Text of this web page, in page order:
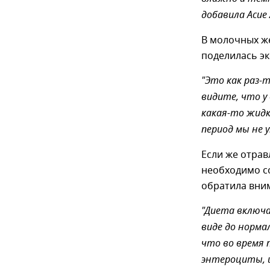
добавила
В молочных
поделилась
"Это как раз-
видите, что у
какая-то
период мы не
Если же
необходимо
обратила
"Диета
виде до
что во время
энтероциты,